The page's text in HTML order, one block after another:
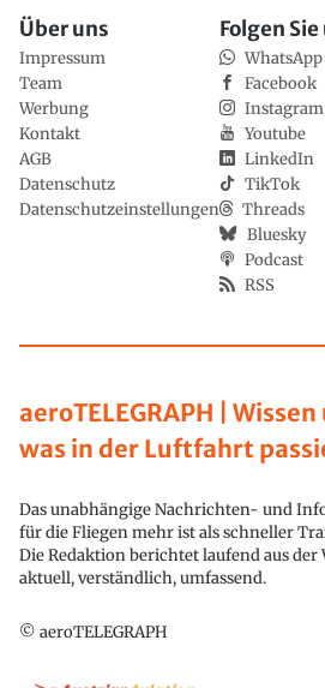
aeroTELEGRAPH |
was in der Luftfahrt
Das unabhängige Nachrichten- und
für die Fliegen mehr ist als schneller
Die Redaktion berichtet laufend aus
aktuell, verständlich, umfassend.
© aeroTELEGRAPH
Über uns
Impressum
Team
Werbung
Kontakt
AGB
Datenschutz
Datenschutzeinstellungen
Folgen Sie
WhatsApp
Facebook
Instagram
Youtube
LinkedIn
TikTok
Threads
Bluesky
Podcast
RSS